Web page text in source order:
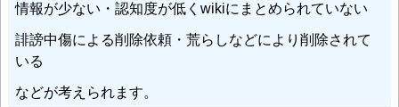
情報が少ない・認知度が低くwikiにまとめられていない
誹謗中傷による削除依頼・荒らしなどにより削除されて
いる
などが考えられます。